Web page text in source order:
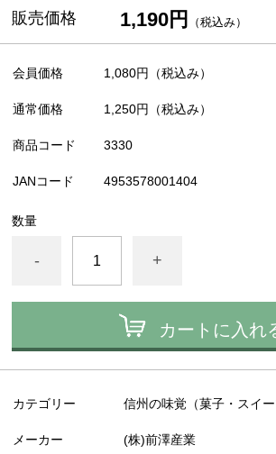
販売価格 1,190円 （税込み）
会員価格 1,080円 （税込み）
通常価格 1,250円 （税込み）
商品コード 3330
JANコード 4953578001404
数量
- +
カートに入れ
カテゴリー 信州の味覚（菓子・スイー
メーカー (株)前澤産業